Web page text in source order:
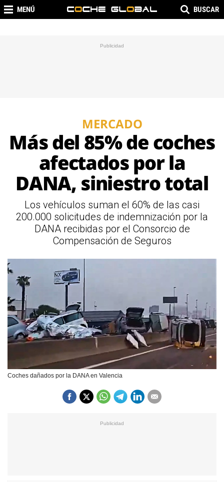
MENÚ BUSCAR
MERCADO
Más del 85% de coches
afectados por la
DANA, siniestro total
Los vehículos suman el 60% de las casi
200.000 solicitudes de indemnización por la
DANA recibidas por el Consorcio de
Compensación de Seguros
Coches dañados por la DANA en Valencia